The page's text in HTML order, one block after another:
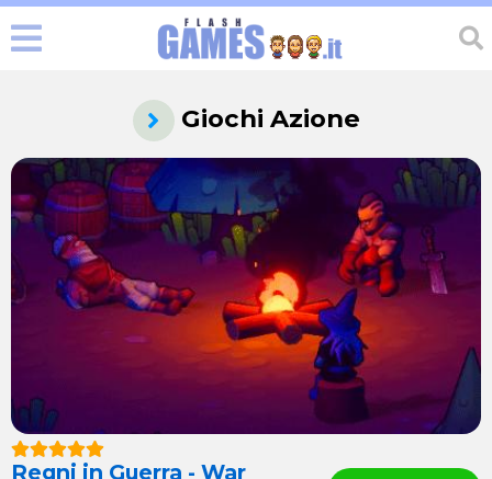
Giochi Azione
Regni in Guerra - War